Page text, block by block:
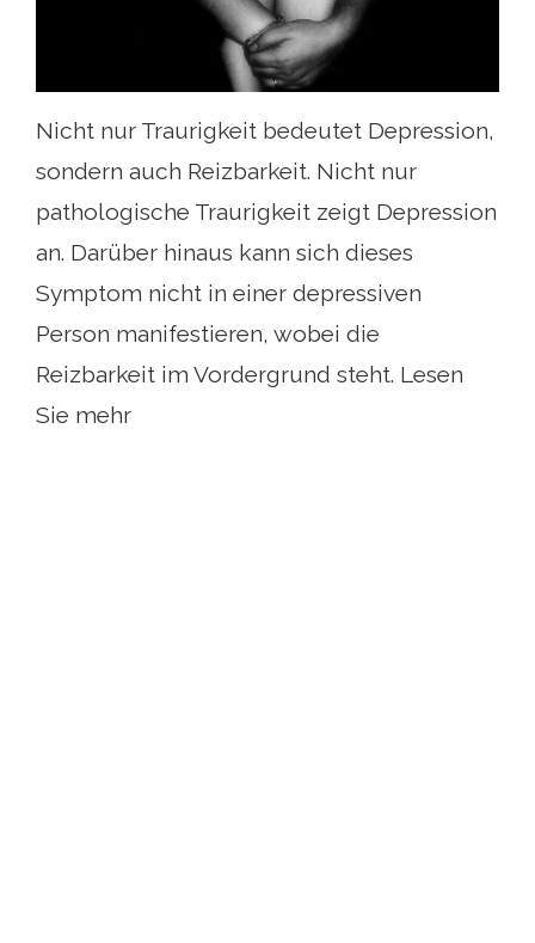
Nicht nur Traurigkeit bedeutet Depression,
sondern auch Reizbarkeit. Nicht nur
pathologische Traurigkeit zeigt Depression
an. Darüber hinaus kann sich dieses
Symptom nicht in einer depressiven
Person manifestieren, wobei die
Reizbarkeit im Vordergrund steht. Lesen
Sie mehr